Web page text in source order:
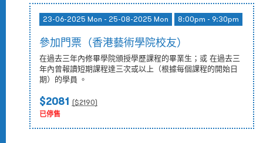
23-06-2025 Mon - 25-08-2025 Mon 8:00pm - 9:30pm
參加門票（香港藝術學院校友）
在過去三年內修畢學院頒授學歷課程的畢業生；或 在過去三
年內曾報讀短期課程達三次或以上（根據每個課程的開始日
期）的學員 。
$2081 ($2190)
已停售